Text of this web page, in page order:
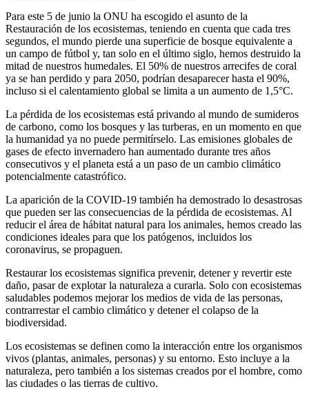
Para este 5 de junio la ONU ha escogido el asunto de la
Restauración de los ecosistemas, teniendo en cuenta que cada tres
segundos, el mundo pierde una superficie de bosque equivalente a
un campo de fútbol y, tan solo en el último siglo, hemos destruido la
mitad de nuestros humedales. El 50% de nuestros arrecifes de coral
ya se han perdido y para 2050, podrían desaparecer hasta el 90%,
incluso si el calentamiento global se limita a un aumento de 1,5°C.
La pérdida de los ecosistemas está privando al mundo de sumideros
de carbono, como los bosques y las turberas, en un momento en que
la humanidad ya no puede permitírselo. Las emisiones globales de
gases de efecto invernadero han aumentado durante tres años
consecutivos y el planeta está a un paso de un cambio climático
potencialmente catastrófico.
La aparición de la COVID-19 también ha demostrado lo desastrosas
que pueden ser las consecuencias de la pérdida de ecosistemas. Al
reducir el área de hábitat natural para los animales, hemos creado las
condiciones ideales para que los patógenos, incluidos los
coronavirus, se propaguen.
Restaurar los ecosistemas significa prevenir, detener y revertir este
daño, pasar de explotar la naturaleza a curarla. Solo con ecosistemas
saludables podemos mejorar los medios de vida de las personas,
contrarrestar el cambio climático y detener el colapso de la
biodiversidad.
Los ecosistemas se definen como la interacción entre los organismos
vivos (plantas, animales, personas) y su entorno. Esto incluye a la
naturaleza, pero también a los sistemas creados por el hombre, como
las ciudades o las tierras de cultivo.